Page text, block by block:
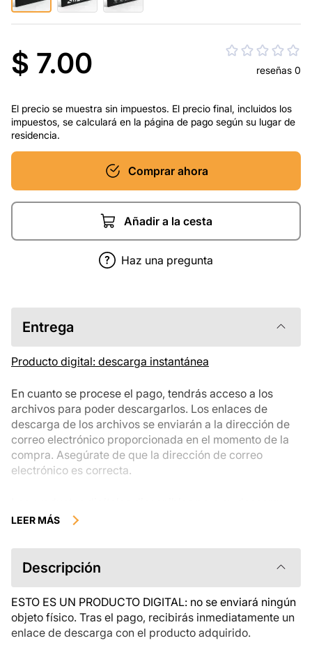
$ 7.00 reseñas 0
El precio se muestra sin impuestos. El precio final, incluidos los
impuestos, se calculará en la página de pago según su lugar de
residencia.
Comprar ahora
Añadir a la cesta
Haz una pregunta
Entrega
Producto digital: descarga instantánea
En cuanto se procese el pago, tendrás acceso a los
archivos para poder descargarlos. Los enlaces de
descarga de los archivos se enviarán a la dirección de
correo electrónico proporcionada en el momento de la
compra. Asegúrate de que la dirección de correo
electrónico es correcta.
instantánea no se pueden devolver, cambiar ni cancelar
descripción del producto atentamente antes de
comprarlo y que te pongas en contacto con nosotros si
tienes alguna duda. Si tienes problemas con el pedido,
ponte en contacto directamente con el vendedor.
LEER MÁS
Descripción
ESTO ES UN PRODUCTO DIGITAL: no se enviará ningún
objeto físico. Tras el pago, recibirás inmediatamente un
enlace de descarga con el producto adquirido.